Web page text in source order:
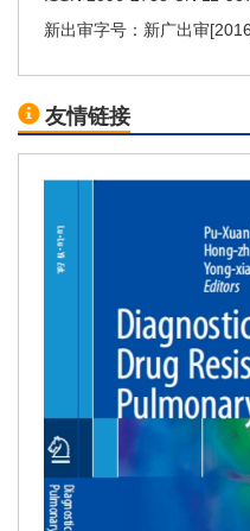
新出审字号：新广出审
友情链接